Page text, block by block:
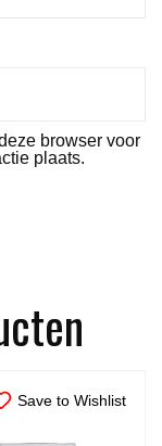
browser voor
plaats.
Save to Wishlist